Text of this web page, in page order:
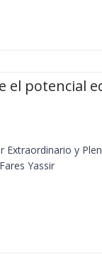
el potencial
Extraordinario y
Yassir